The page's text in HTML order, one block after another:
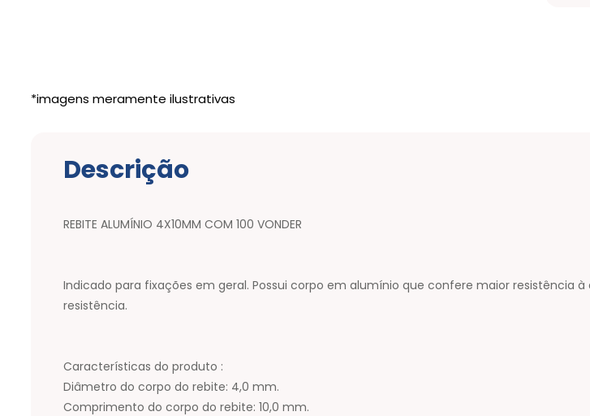
Descrição
REBITE ALUMÍNIO 4X10MM COM 100 VONDER
Indicado para fixações em geral. Possui corpo em alumínio que confere maior resistência
resistência.
Características do produto :
Diâmetro do corpo do rebite: 4,0 mm.
Comprimento do corpo do rebite: 10,0 mm.